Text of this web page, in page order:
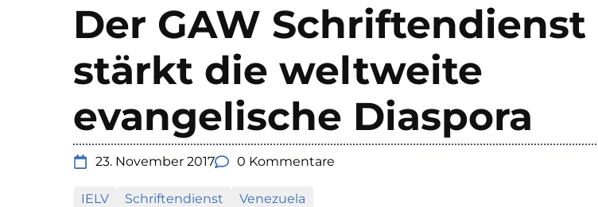
Der GAW Schriftendienst
stärkt die weltweite
evangelische Diaspora
23. November 2017 0 Kommentare
IELV Schriftendienst Venezuela